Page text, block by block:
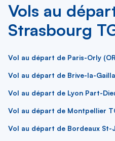
Vols au
Strasbourg
Vol au départ de Paris-Orly
Vol au départ de Brive-la-
Vol au départ de Lyon Part-
Vol au départ de Montpellier
Vol au départ de Bordeaux St-